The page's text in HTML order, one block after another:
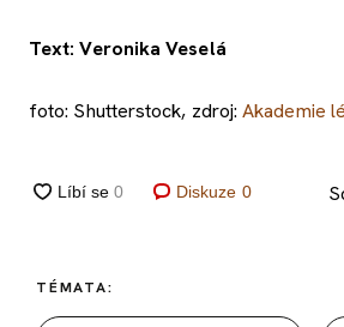
Text: Veronika Veselá
foto: Shutterstock, zdroj:Akademie
Diskuze 0
TÉMATA: